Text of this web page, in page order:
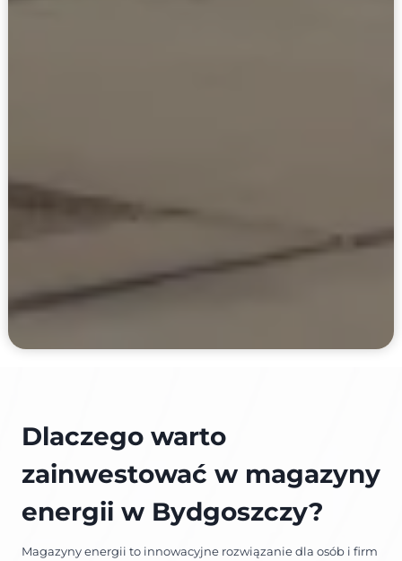
Dlaczego warto
zainwestować w magazyny
energii w Bydgoszczy?
Magazyny energii to innowacyjne rozwiązanie dla osób i firm